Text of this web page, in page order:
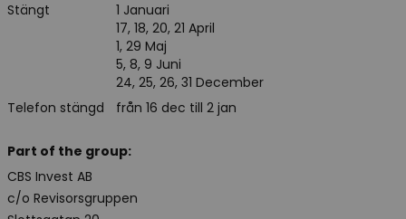
Stängt
Telefon stängd
1 Januari
17, 18, 20, 21 April
1, 29 Maj
5, 8, 9 Juni
24, 25, 26, 31 December
från 16 dec till 2 jan
Part of the group:
CBS Invest AB
c/o Revisorsgruppen